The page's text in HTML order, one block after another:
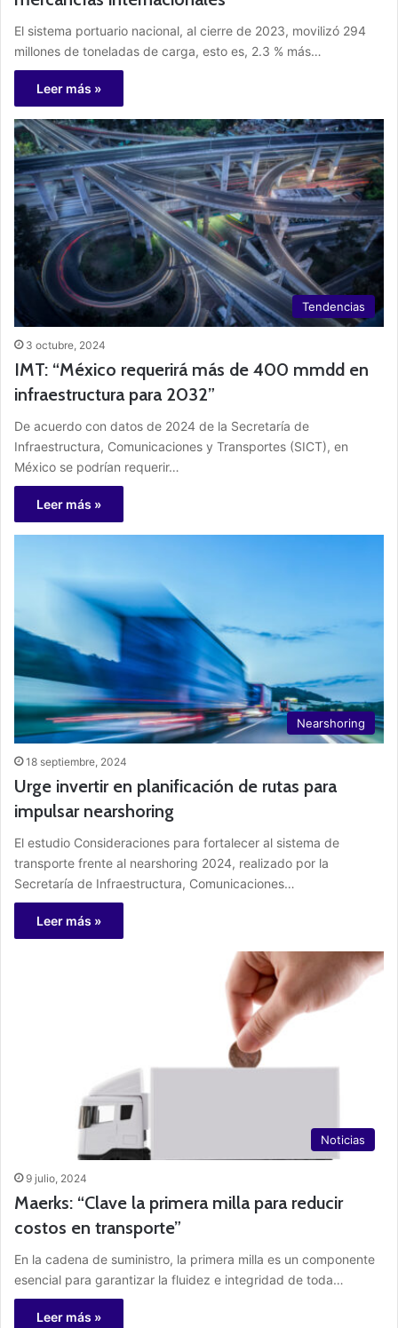
El sistema portuario nacional, al cierre de 2023, movilizó 294
millones de toneladas de carga, esto es, 2.3 % más…
Leer más »
Tendencias
3 octubre, 2024
IMT: “México requerirá más de 400 mmdd en
infraestructura para 2032”
De acuerdo con datos de 2024 de la Secretaría de
Infraestructura, Comunicaciones y Transportes (SICT), en
México se podrían requerir…
Leer más »
Nearshoring
18 septiembre, 2024
Urge invertir en planificación de rutas para
impulsar nearshoring
El estudio Consideraciones para fortalecer al sistema de
transporte frente al nearshoring 2024, realizado por la
Secretaría de Infraestructura, Comunicaciones…
Leer más »
Noticias
9 julio, 2024
Maerks: “Clave la primera milla para reducir
costos en transporte”
En la cadena de suministro, la primera milla es un componente
esencial para garantizar la fluidez e integridad de toda…
Leer más »